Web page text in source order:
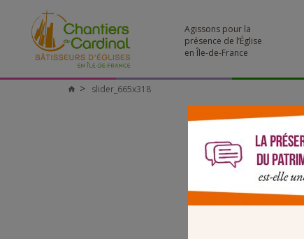
Agissons pour la
présence de l’Église
en Île-de-France
Chantiers
slider_665x318